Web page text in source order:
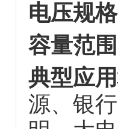
电压规
容量范
典型应
源、银